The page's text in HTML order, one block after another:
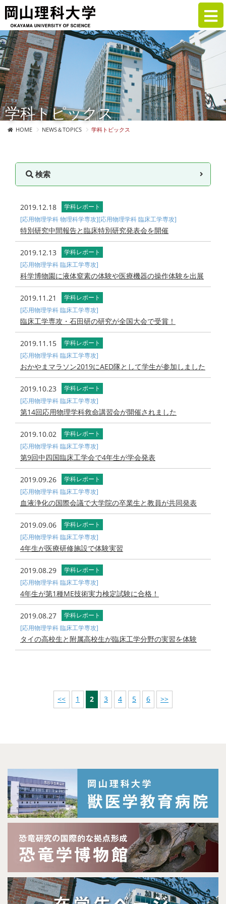
学科トピックス
HOME NEWS＆TOPICS 学科トピックス
検索
2019.12.18
学科レポート
[応用物理学科 物理科学専攻][応用物理学科 臨床工学専攻]
特別研究中間報告と臨床特別研究発表会を開催
2019.12.13
学科レポート
[応用物理学科 臨床工学専攻]
科学博物園に液体窒素の体験や医療機器の操作体験を出展
2019.11.21
学科レポート
[応用物理学科 臨床工学専攻]
臨床工学専攻・石田研の研究が全国大会で受賞！
2019.11.15
学科レポート
[応用物理学科 臨床工学専攻]
おかやまマラソン2019にAED隊として学生が参加しました
2019.10.23
学科レポート
[応用物理学科 臨床工学専攻]
第14回応用物理学科救命講習会が開催されました
2019.10.02
学科レポート
[応用物理学科 臨床工学専攻]
第9回中四国臨床工学会で4年生が学会発表
2019.09.26
学科レポート
[応用物理学科 臨床工学専攻]
血液浄化の国際会議で大学院の卒業生と教員が共同発表
2019.09.06
学科レポート
[応用物理学科 臨床工学専攻]
4年生が医療研修施設で体験実習
2019.08.29
学科レポート
[応用物理学科 臨床工学専攻]
4年生が第1種ME技術実力検定試験に合格！
2019.08.27
学科レポート
[応用物理学科 臨床工学専攻]
タイの高校生と附属高校生が臨床工学分野の実習を体験
<< 1 2 3 4 5 6 >>